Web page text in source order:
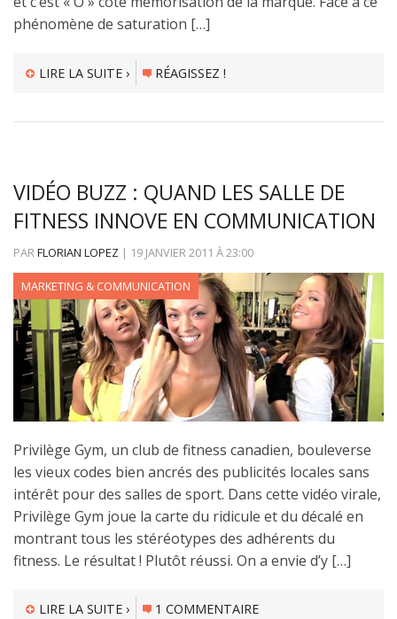
phénomène de saturation […]
LIRE LA SUITE › RÉAGISSEZ !
VIDÉO BUZZ : QUAND LES SALLE DE
FITNESS INNOVE EN COMMUNICATION
PARFLORIAN LOPEZ | 19 JANVIER 2011 À23:00
MARKETING & COMMUNICATION
Privilège Gym, un club de fitness canadien, bouleverse
les vieux codes bien ancrés des publicités locales sans
intérêt pour des salles de sport. Dans cette vidéo virale,
Privilège Gym joue la carte du ridicule et du décalé en
montrant tous les stéréotypes des adhérents du
fitness. Le résultat ! Plutôt réussi. On a envie d’y […]
LIRE LA SUITE › 1 COMMENTAIRE